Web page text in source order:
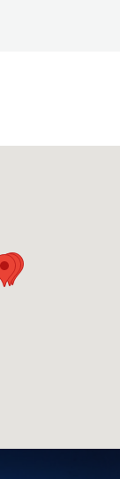
с
Обратите
для занятия
неподалеку
а в 1980